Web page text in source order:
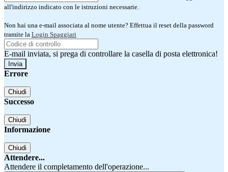
all'indirizzo indicato con le istruzioni necessarie.
Non hai una e-mail associata al nome utente? Effettua il reset della password
tramite la Login Spaggiari
E-mail inviata, si prega di controllare la casella di posta elettronica!
Errore
Chiudi
Successo
Chiudi
Informazione
Chiudi
Attendere...
Attendere il completamento dell'operazione...